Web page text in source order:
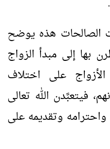
هذه يوضح
بها إلى مبدأ الزواج
على اختلاف
فيتعبَّدن الله تعالى
وتقديمه على